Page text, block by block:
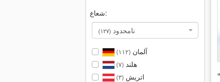
شعاع:
نامحدود (۱۲۷)
آلمان(۱۱۲)
هلند(۷)
اتریش(۳)